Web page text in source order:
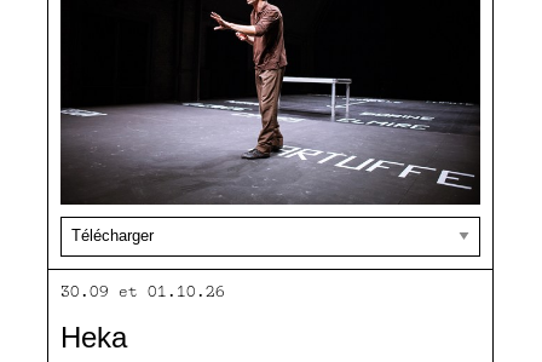
30.09 et 01.10.26
Heka